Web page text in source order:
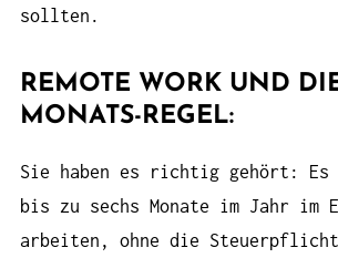
sollten.
REMOTE WORK UND
MONATS-REGEL:
Sie haben es richtig gehört:
bis zu sechs Monate im Jahr im
arbeiten, ohne die